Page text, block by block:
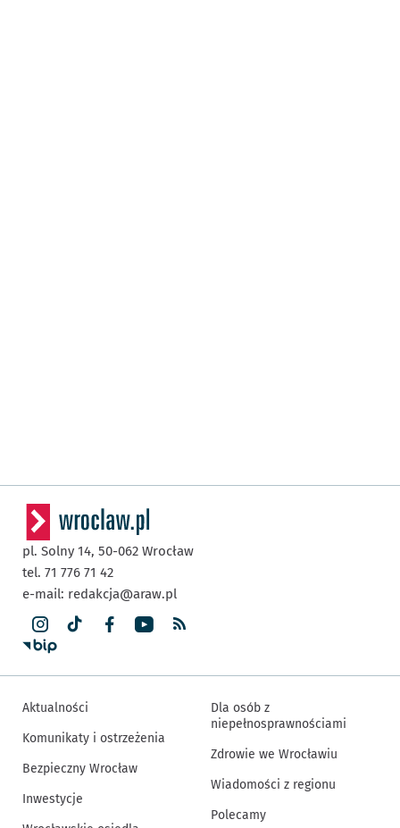
pl. Solny 14, 50-062 Wrocław
tel. 71 776 71 42
e-mail: redakcja@araw.pl
Aktualności
Komunikaty i ostrzeżenia
Bezpieczny Wrocław
Inwestycje
Dla osób z
niepełnosprawnościami
Zdrowie we Wrocławiu
Wiadomości z regionu
Polecamy